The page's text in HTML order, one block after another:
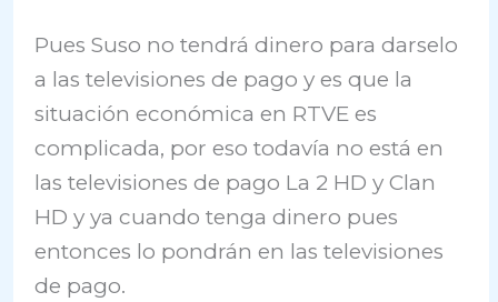
Pues Suso no tendrá dinero para darselo
a las televisiones de pago y es que la
situación económica en RTVE es
complicada, por eso todavía no está en
las televisiones de pago La 2 HD y Clan
HD y ya cuando tenga dinero pues
entonces lo pondrán en las televisiones
de pago.